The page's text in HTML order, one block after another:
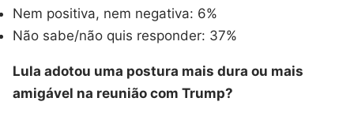
Nem positiva, nem negativa: 6%
Não sabe/não quis responder: 37%
Lula adotou uma postura mais dura ou mais
amigável na reunião com Trump?